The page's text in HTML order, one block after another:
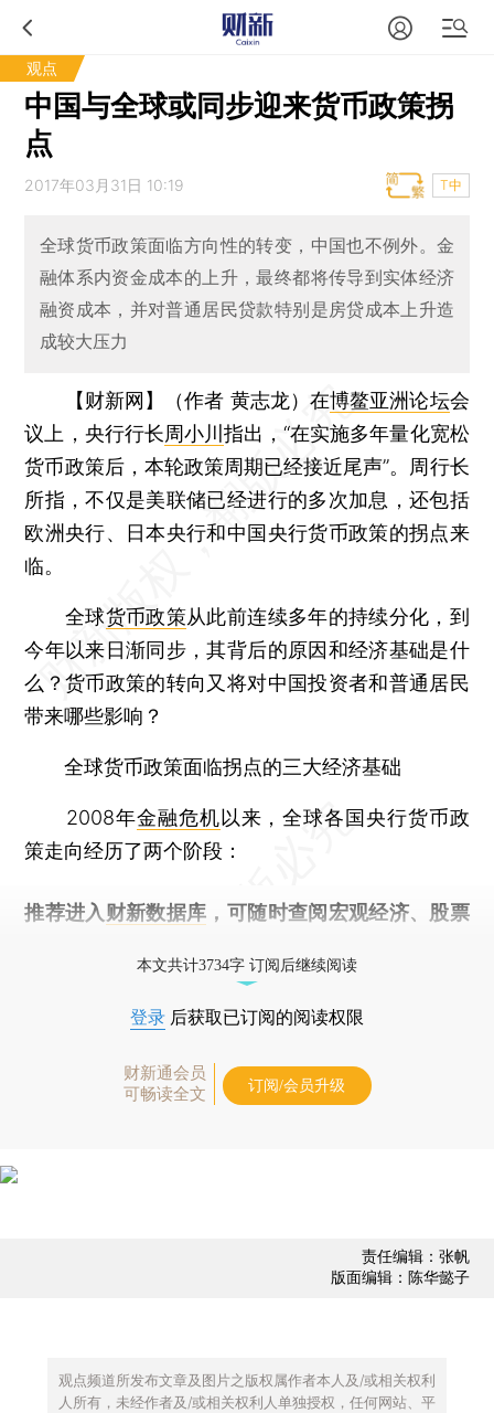
观点
中国与全球或同步迎来货币政策拐
点
2017年03月31日 10:19 T中
全球货币政策面临方向性的转变，中国也不例外。金
融体系内资金成本的上升，最终都将传导到实体经济
融资成本，并对普通居民贷款特别是房贷成本上升造
成较大压力
【财新网】（作者 黄志龙） 在博鳌亚洲论坛会
议上，央行行长周小川 指出，“在实施多年量化宽松
货币政策后，本轮政策周期已经接近尾声”。周行长
所指，不仅是美联储已经进行的多次加息，还包括
欧洲央行、日本央行和中国央行货币政策的拐点来
临。
全球货币政策从此前连续多年的持续分化，到
今年以来日渐同步，其背后的原因和经济基础是什
么？货币政策的转向又将对中国投资者和普通居民
带来哪些影响？
全球货币政策面临拐点的三大经济基础
2008年金融危机以来，全球各国央行货币政
策走向经历了两个阶段：
推荐进入 财新数据库 ，可随时查阅宏观经济、股票
本文共计3734字 订阅后继续阅读
登录 后获取已订阅的阅读权限
财新通会员
可畅读全文
订阅/会员升级
责任编辑：张帆
版面编辑：陈华懿子
观点频道所发布文章及图片之版权属作者本人及/或相关权利
人所有，未经作者及/或相关权利人单独授权，任何网站、平